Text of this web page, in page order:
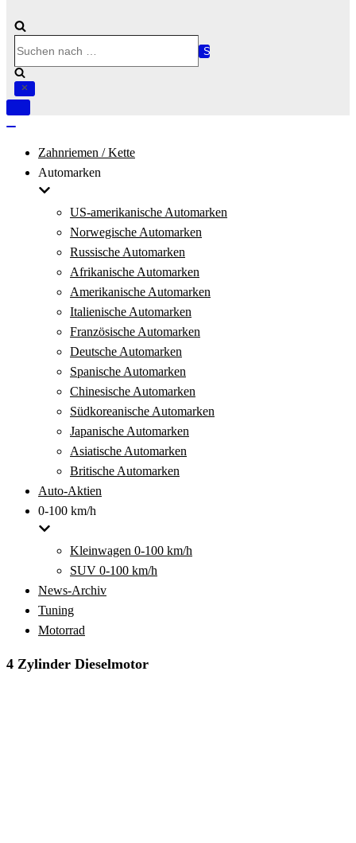
nach …
Navigation
Zahnriemen / Kette
Automarken
US-amerikanische Automarken
Norwegische Automarken
Russische Automarken
Afrikanische Automarken
Amerikanische Automarken
Italienische Automarken
Französische Automarken
Deutsche Automarken
Spanische Automarken
Chinesische Automarken
Südkoreanische Automarken
Japanische Automarken
Asiatische Automarken
Britische Automarken
Auto-Aktien
0-100 km/h
Kleinwagen 0-100 km/h
SUV 0-100 km/h
News-Archiv
Tuning
Motorrad
4 Zylinder Dieselmotor